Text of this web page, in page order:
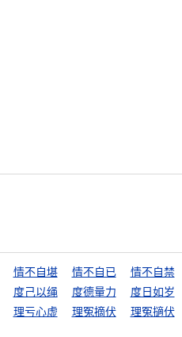
情不自堪 情不自已 情不自禁
度己以绳 度德量力 度日如岁
理亏心虚 理冤摘伏 理冤擿伏